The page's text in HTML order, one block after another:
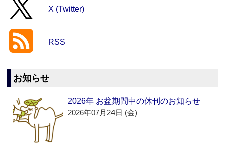
X (Twitter)
RSS
お知らせ
2026年 お盆期間中の休刊のお知らせ
2026年07月24日 (金)